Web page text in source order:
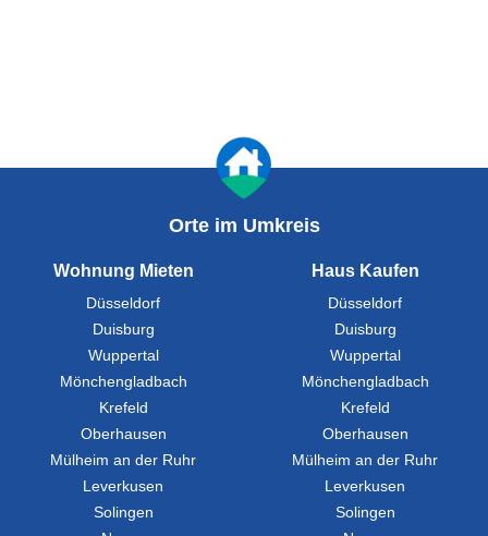
Orte im Umkreis
Wohnung Mieten
Düsseldorf
Duisburg
Wuppertal
Mönchengladbach
Krefeld
Oberhausen
Mülheim an der Ruhr
Leverkusen
Solingen
Haus Kaufen
Düsseldorf
Duisburg
Wuppertal
Mönchengladbach
Krefeld
Oberhausen
Mülheim an der Ruhr
Leverkusen
Solingen